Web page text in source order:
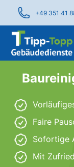
+49 351 41
Faire
Sofortige
Mit